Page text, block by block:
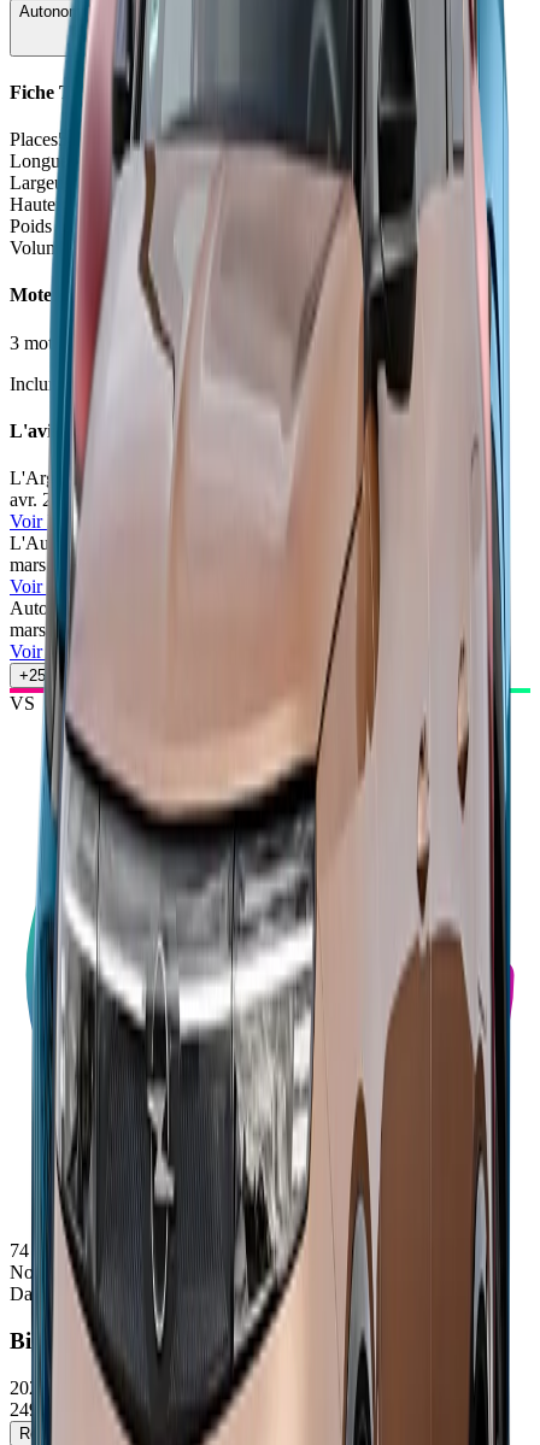
Autonomie & Recharge
Fiche Technique
Places5 places
Longueur
4.65 m
Largeur
1.94
m
Hauteur
1.69
m
Poids à vide
2184
kg
Volume coffre
565
Moteurs et Finitions
3 motorisation finition
Inclure Malus 2026
L'avis des experts
L'Argus 71
avr. 2026•
Voir l'article
L'Auto-Journal
mars 2026
Voir l'article
Automobile Propre
mars 2026
Voir l'article
+25 autres avis
VS
74
Note
Dacia
Bigster
2025/2026
24990 - 33000 €
Réserver un essai Voir la fiche détaillée →